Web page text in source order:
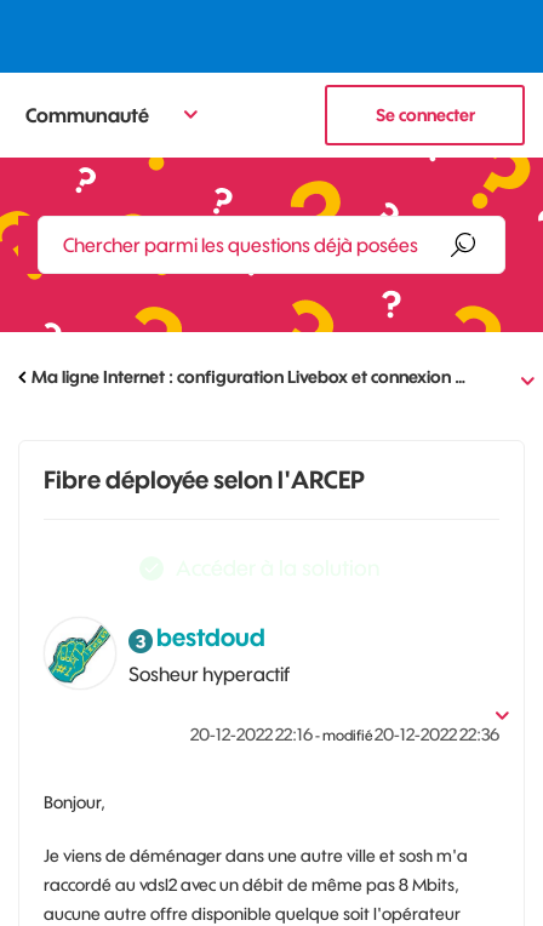
Communauté Se connecter
Ma ligne Internet : configuration Livebox et connexion …
Fibre déployée selon l'ARCEP
bestdoud
Sosheur hyperactif
‎20-12-202222:16- modifié‎20-12-202222:36
Bonjour,
Je viens de déménager dans une autre ville et sosh m'a
raccordé au vdsl2 avec un débit de même pas 8 Mbits,
aucune autre offre disponible quelque soit l'opérateur